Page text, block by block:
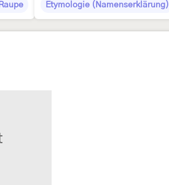
Etymologie (Namenserklärung)